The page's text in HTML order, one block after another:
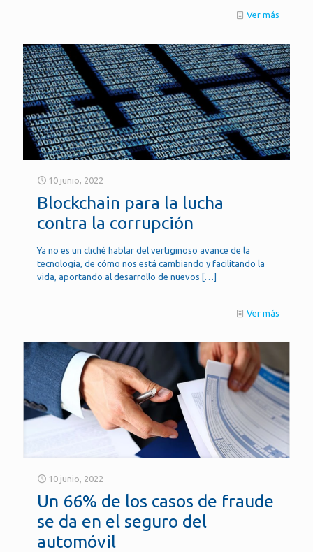
Ver más
10 junio, 2022
Blockchain para la lucha
contra la corrupción
Ya no es un cliché hablar del vertiginoso avance de la
tecnología, de cómo nos está cambiando y facilitando la
vida, aportando al desarrollo de nuevos […]
Ver más
10 junio, 2022
Un 66% de los casos de fraude
se da en el seguro del
automóvil